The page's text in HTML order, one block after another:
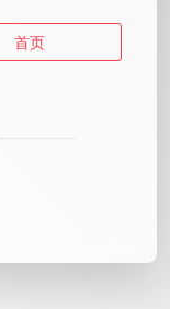
首页